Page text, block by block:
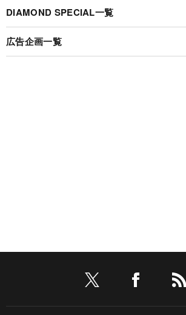
DIAMOND SPECIAL一覧
広告企画一覧